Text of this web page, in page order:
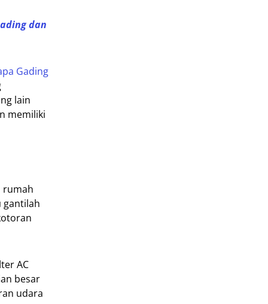
dan
Gading
lain
memiliki
rumah
gantilah
AC
besar
udara